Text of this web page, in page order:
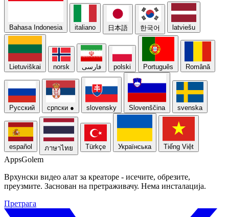
Bahasa Indonesia italiano 日本語 한국어 latviešu
Lietuviškai norsk فارسی polski Português Română
Русский српски ● slovensky Slovenščina svenska
español ภาษาไทย Türkçe Українська Tiếng Việt
AppsGolem
Врхунски видео алат за креаторе - исечите, обрезите,
преузмите. Заснован на претраживачу. Нема инсталација.
Претрага